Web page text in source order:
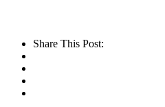
Share This Post: